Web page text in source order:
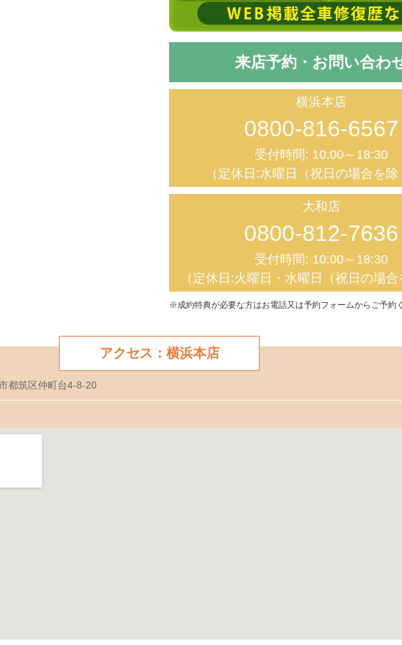
来店予約・お問い合わ
横浜本店
0800-816-6567
受付時間: 10:00～18:30
（定休日:水曜日（祝日の場合を除
大和店
0800-812-7636
受付時間: 10:00～18:30
（定休日:火曜日・水曜日（祝日の場合
※成約特典が必要な方はお電話又は予約フォームからご予約
アクセス：横浜本店
都筑区仲町台4-8-20